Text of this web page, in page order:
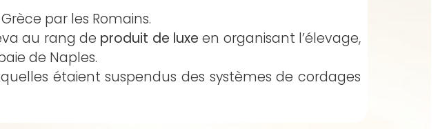
par les Romains.
au rang de produit de luxe en organisant l’élevage,
de Naples.
étaient suspendus des systèmes de cordages